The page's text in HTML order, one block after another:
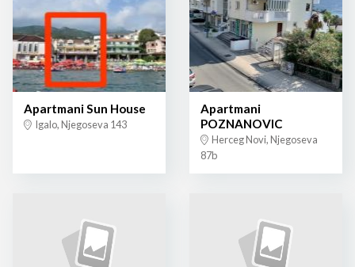
Apartmani Sun House
Igalo, Njegoseva 143
Apartmani
POZNANOVIC
Herceg Novi, Njegoseva
87b